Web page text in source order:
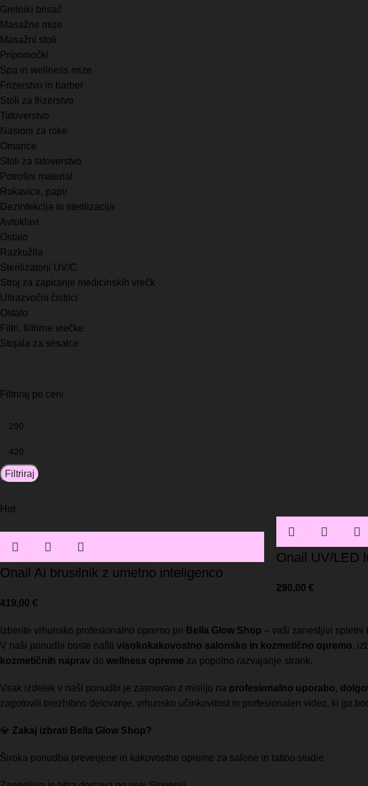
Grelniki brisač
Masažne mize
Masažni stoli
Pripomočki
Spa in wellness mize
Frizerstvo in barber
Stoli za frizerstvo
Tatoverstvo
Nasloni za roke
Omarice
Stoli za tatoverstvo
Potrošni material
Rokavice, papir
Dezinfekcija in sterilizacija
Avtoklavi
Ostalo
Razkužila
Sterilizatorji UV/C
Stroj za zapiranje medicinskih vrečk
Ultrazvočni čistilci
Ostalo
Filtri, filtrirne vrečke
Stojala za sesalce
Filtriraj po ceni
Filtriraj
Hot
Onail Ai brusilnik z umetno inteligenco
419,00 €
Onail UV/LED
290,00 €
Izberite vrhunsko profesionalno opremo pri Bella Glow Shop – vaši zanesljivi spletni
V naši ponudbi boste našli visokokakovostno salonsko in kozmetično opremo,
kozmetičnih naprav do wellness opreme za popolno razvajanje strank.
Vsak izdelek v naši ponudbi je zasnovan z mislijo na profesionalno uporabo,
zagotovili brezhibno delovanje, vrhunsko učinkovitost in profesionalen videz, ki ga
💎 Zakaj izbrati Bella Glow Shop?
Široka ponudba preverjene in kakovostne opreme za salone in tattoo studie